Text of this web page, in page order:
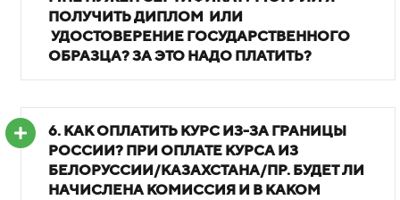
ПОЛУЧИТЬ ДИПЛОМ ИЛИ
УДОСТОВЕРЕНИЕ ГОСУДАРСТВЕННОГО
ОБРАЗЦА? ЗА ЭТО НАДО ПЛАТИТЬ?
6. КАК ОПЛАТИТЬ КУРС ИЗ-ЗА ГРАНИЦЫ
РОССИИ? ПРИ ОПЛАТЕ КУРСА ИЗ
БЕЛОРУССИИ/КАЗАХСТАНА/ПР. БУДЕТ ЛИ
НАЧИСЛЕНА КОМИССИЯ И В КАКОМ